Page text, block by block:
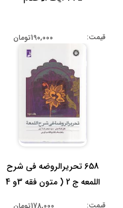
قیمت: 190,000تومان
658 تحریرالروضه فی شرح
اللمعه ج 2 ( متون فقه 3و 4
قیمت: